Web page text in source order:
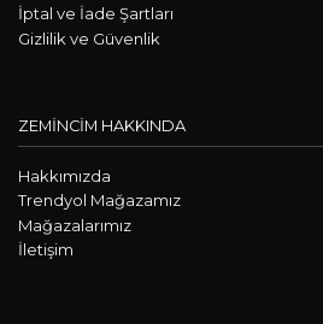
İptal ve İade Şartları
Gizlilik ve Güvenlik
ZEMİNCİM HAKKINDA
Hakkımızda
Trendyol Mağazamız
Mağazalarımız
İletişim